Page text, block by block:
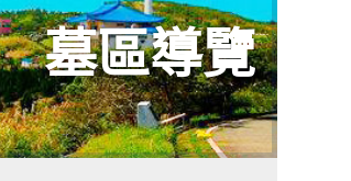
墓區導覽